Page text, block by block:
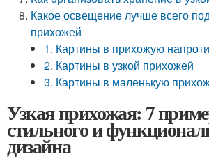
Какое освещение лучше всего
прихожей
1. Картины в прихожую
2. Картины в узкой прихожей
3. Картины в маленькую
Узкая прихожая: 7
стильного и
дизайна